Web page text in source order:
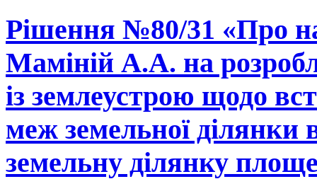
Рішення №80/31 «Про
Маміній А.А. на
із землеустрою щодо
меж земельної ділянки
земельну ділянку